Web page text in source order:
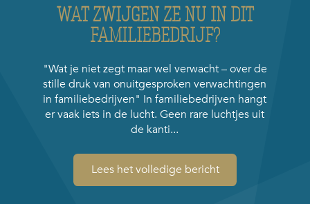
WAT ZWIJGEN ZE NU IN DIT
FAMILIEBEDRIJF?
"Wat je niet zegt maar wel verwacht – over de
stille druk van onuitgesproken verwachtingen
in familiebedrijven" In familiebedrijven hangt
er vaak iets in de lucht. Geen rare luchtjes uit
de kanti...
Lees het volledige bericht